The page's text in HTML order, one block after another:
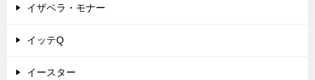
イザベラ・モナー
イッテQ
イースター